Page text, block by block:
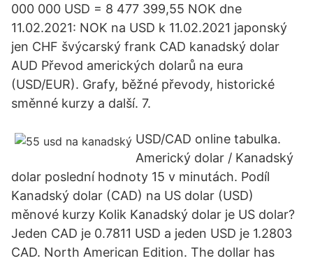
000 000 USD = 8 477 399,55 NOK dne
11.02.2021: NOK na USD k 11.02.2021 japonský
jen CHF švýcarský frank CAD kanadský dolar
AUD Převod amerických dolarů na eura
(USD/EUR). Grafy, běžné převody, historické
směnné kurzy a další. 7.
USD/CAD online tabulka.
Americký dolar / Kanadský
dolar poslední hodnoty 15 v minutách. Podíl
Kanadský dolar (CAD) na US dolar (USD)
měnové kurzy Kolik Kanadský dolar je US dolar?
Jeden CAD je 0.7811 USD a jeden USD je 1.2803
CAD. North American Edition. The dollar has